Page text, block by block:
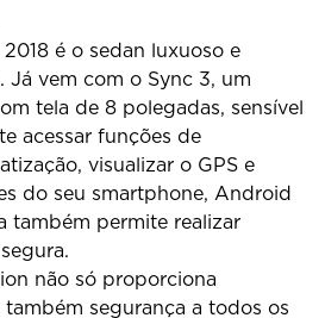
é o sedan luxuoso e
vem com o Sync 3, um
tela de 8 polegadas, sensível
acessar funções de
visualizar o GPS e
do seu smartphone, Android
também permite realizar
não só proporciona
segurança a todos os